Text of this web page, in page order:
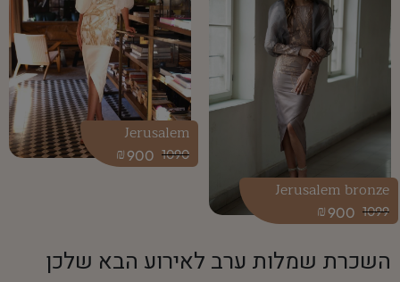
1099
900
₪
Jerusalem bronze
1090
900
₪
Jerusalem
השכרת שמלות ערב לאירוע הבא שלכן